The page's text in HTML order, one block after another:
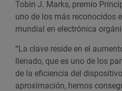
Tobin J. Marks, premio
uno de los más reconocidos
mundial en electrónica
“La clave reside en el
llenado, que es uno de los
de la eficiencia del
aproximación, hemos